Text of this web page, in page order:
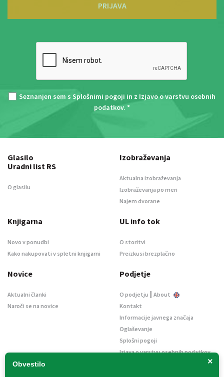
PRIJAVA
Seznanjen sem s Splošnimi pogoji in z Izjavo o varstvu osebnih
podatkov. *
×
Obvestilo
Glasilo
Uradni list RS
O glasilu
Izobraževanja
Aktualna izobraževanja
Izobraževanja po meri
Najem dvorane
Knjigarna
Novo v ponudbi
Kako nakupovati v spletni knjigarni
UL info tok
O storitvi
Preizkusi brezplačno
Novice
Aktualni članki
Naroči se na novice
Podjetje
O podjetju | About
Kontakt
Informacije javnega značaja
Oglaševanje
Splošni pogoji
Izjava o varstvu osebnih podatkov